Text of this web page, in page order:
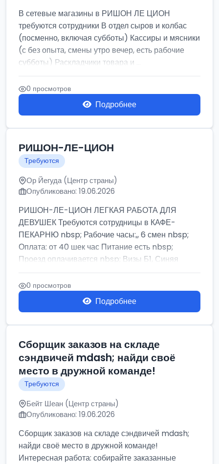
В сетевые магазины в РИШОН ЛЕ ЦИОН
требуются сотрудники В отдел сыров и колбас
(посменно, включая субботы) Кассиры и мясники
(с без опыта, смены утро вечер, есть рабочие
субботы) Раскладчики товара и ...
0 просмотров
Подробнее
РИШОН-ЛЕ-ЦИОН
Требуются
Ор Йегуда (Центр страны)
Опубликовано: 19.06.2026
РИШОН-ЛЕ-ЦИОН ЛЕГКАЯ РАБОТА ДЛЯ
ДЕВУШЕК Требуются сотрудницы в КАФЕ-
ПЕКАРНЮ nbsp; Рабочие часы:,, 6 смен nbsp;
Оплата: от 40 шек час Питание есть nbsp;
Проезд оплачивается nbsp; Визы Б1, Синяя
бумага,...
0 просмотров
Подробнее
Сборщик заказов на складе
сэндвичей mdash; найди своё
место в дружной команде!
Требуются
Бейт Шеан (Центр страны)
Опубликовано: 19.06.2026
Сборщик заказов на складе сэндвичей mdash;
найди своё место в дружной команде!
Интересная работа: собирайте заказанные